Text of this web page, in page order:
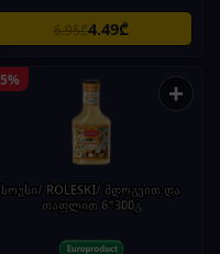
6.95₾4.49₾
+
სოუსი/ ROLESKI/ მდოგვით და
თაფლით 6*300გ